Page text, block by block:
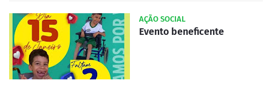
AÇÃO SOCIAL
Evento beneficente